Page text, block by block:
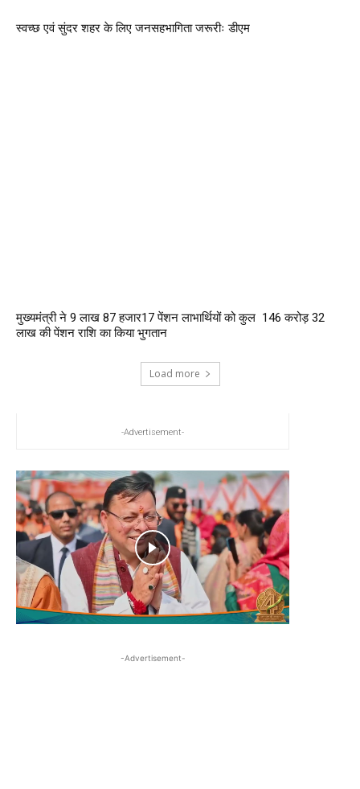
स्वच्छ एवं सुंदर शहर के लिए जनसहभागिता जरूरीः डीएम
मुख्यमंत्री ने 9 लाख 87 हजार17 पेंशन लाभार्थियों को कुल ₹ 146 करोड़ 32
लाख की पेंशन राशि का किया भुगतान
Load more
-Advertisement-
-Advertisement-